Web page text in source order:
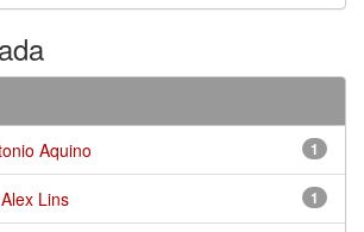
1
Aquino
1
Lins